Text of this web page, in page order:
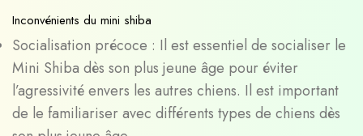
Inconvénients du mini shiba
Socialisation précoce : Il est essentiel de socialiser le
Mini Shiba dès son plus jeune âge pour éviter
l’agressivité envers les autres chiens. Il est important
de le familiariser avec différents types de chiens dès